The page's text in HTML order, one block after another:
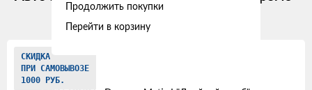
экокожа, бежево-черный
Изображения
товаров
СКИДКА
ПРИ САМОВЫВОЗЕ
1000 РУБ.
Продолжить покупки
Перейти в корзину